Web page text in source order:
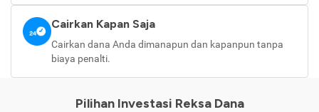
Cairkan Kapan Saja
Cairkan dana Anda dimanapun dan kapanpun tanpa
biaya penalti.
Pilihan Investasi Reksa Dana